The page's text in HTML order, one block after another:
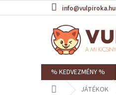
a
info@vulpiroka.hu
% KEDVEZMÉNY %
KezdőlapJÁTÉKOK